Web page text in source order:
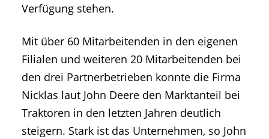
Verfügung stehen.
Mit über 60 Mitarbeitenden in den eigenen
Filialen und weiteren 20 Mitarbeitenden bei
den drei Partnerbetrieben konnte die Firma
Nicklas laut John Deere den Marktanteil bei
Traktoren in den letzten Jahren deutlich
steigern. Stark ist das Unternehmen, so John